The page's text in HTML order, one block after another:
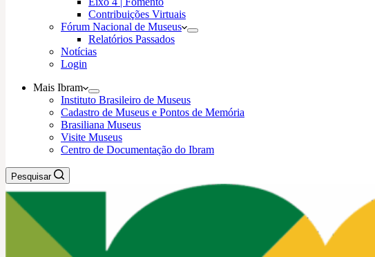
Contribuições Virtuais
Fórum Nacional de Museus
Relatórios Passados
Notícias
Login
Mais Ibram
Instituto Brasileiro de Museus
Cadastro de Museus e Pontos de Memória
Brasiliana Museus
Visite Museus
Centro de Documentação do Ibram
Pesquisar